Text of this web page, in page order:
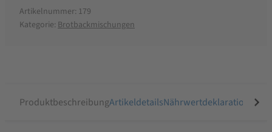
Artikelnummer: 179
Kategorie: Brotbackmischungen
ProduktbeschreibungArtikeldetailsNährwertdeklaration